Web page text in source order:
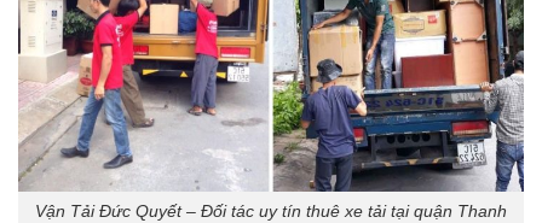
Vận Tải Đức Quyết – Đối tác uy tín thuê xe tải tại quận Thanh